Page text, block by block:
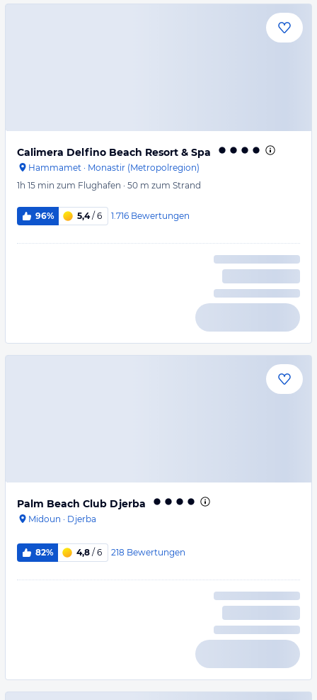
Calimera Delfino Beach Resort & Spa
Hammamet · Monastir (Metropolregion)
1h 15 min zum Flughafen · 50 m zum Strand
96% 5,4/ 6 1.716 Bewertungen
Palm Beach Club Djerba
Midoun · Djerba
82% 4,8 / 6 218 Bewertungen